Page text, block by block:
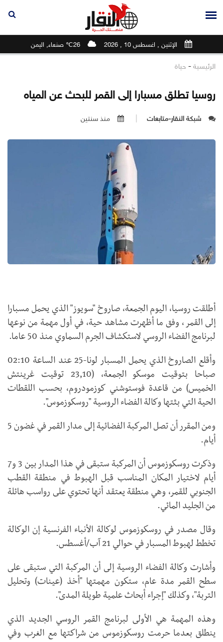
الإثنين , اغسطس 10 , 2026 26℃ صنعاء, اليمن
الرئيسية - حياة
روسيا تطلق مسبارا إلى القمر للبحث عن المياه
شبكة النقار-متابعات منذ سنتين
أطلقت روسيا، اليوم الجمعة، صاروخ "سويوز" الذي يحمل مسبارا
إلى القمر ، وفق ما أظهرت مشاهد حية، في أول مهمة من نوعها
لبرنامج الفضاء الروسي لاستكشاف الجرم السماوي منذ 50 عاما.
وأقلع الصاروخ الذي يحمل المسبار لونا-25 عند الساعة 02:10
صباحا بتوقيت موسكو الجمعة، (23,10 توقيت غرينتش
الخميس) من قاعدة فوستوشني كوزمودروم، بحسب اللقطات
الحية التي بثتها وكالة الفضاء الروسية "روسكوزموس".
ومن المقرر أن تصل المركبة الفضائية إلى مدار القمر في غضون 5
أيام.
وذكرت روسكوزموس أن المركبة ستبقى في هذا المدار بين 3 و7
أيام لاختيار المكان المناسب قبل الهبوط في منطقة القطب
الجنوبي للقمر، وهي منطقة يعتقد أنها تحتوي على رواسب هائلة
من الجليد المائي.
وقال مصدر في روسكوزموس لوكالة الأنباء الفرنسية إن الوكالة
تخطط لهبوط المسبار في حوالي 21 آب/أغسطس.
وأشارت وكالة الفضاء الروسية إلى أن المركبة التي ستبقى على
سطح القمر مدة عام، ستكون مهمتها "أخذ (عينات) وتحليل
التربة"، وكذلك "إجراء أبحاث علمية طويلة المدى".
وهذه المهمة هي الأولى لبرنامج القمر الروسي الجديد الذي
ينطلق بعدما حرمت روسكوزموس من شراكتها مع الغرب وفي